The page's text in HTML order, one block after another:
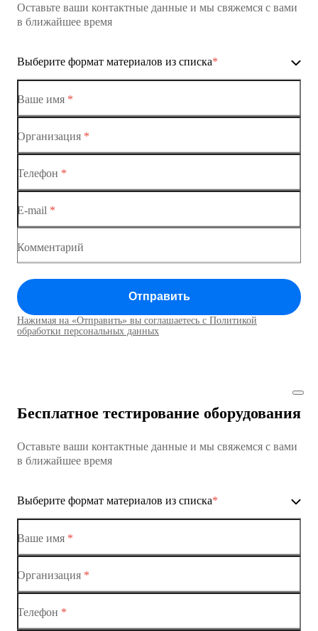
Коммутатор доступа MES1428
Коммутаторы доступа
Коммутатор доступа MES1428-03
Коммутатор доступа MES1428-04
Оставьте ваши контактные данные и мы свяжемся с вами
в ближайшее время
Выберите формат материалов из списка*
Ethernet-коммутаторы
Коммутатор доступа MES1428
Коммутатор доступа MES1428
Коммутаторы доступа01
Коммутатор доступа MES1428
Коммутатор доступа MES1428
Коммутаторы доступа
Коммутатор доступа MES1428-03
Коммутатор доступа MES1428-04
Ваше имя *
Организация *
Телефон *
E-mail *
Комментарий
Отправить
Нажимая на «Отправить» вы соглашаетесь с Политикой
обработки персональных данных
Бесплатное тестирование оборудования
Оставьте ваши контактные данные и мы свяжемся с вами
в ближайшее время
Выберите формат материалов из списка*
Ethernet-коммутаторы
Ваше имя *
Организация *
Телефон *